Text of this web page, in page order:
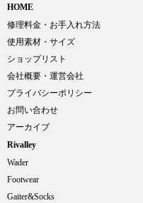
HOME
修理料金・お手入れ方法
使用素材・サイズ
ショップリスト
会社概要・運営会社
プライバシーポリシー
お問い合わせ
アーカイブ
Rivalley
Wader
Footwear
Gaiter&Socks